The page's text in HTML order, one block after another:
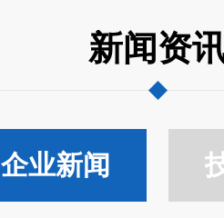
新闻资
企业新闻